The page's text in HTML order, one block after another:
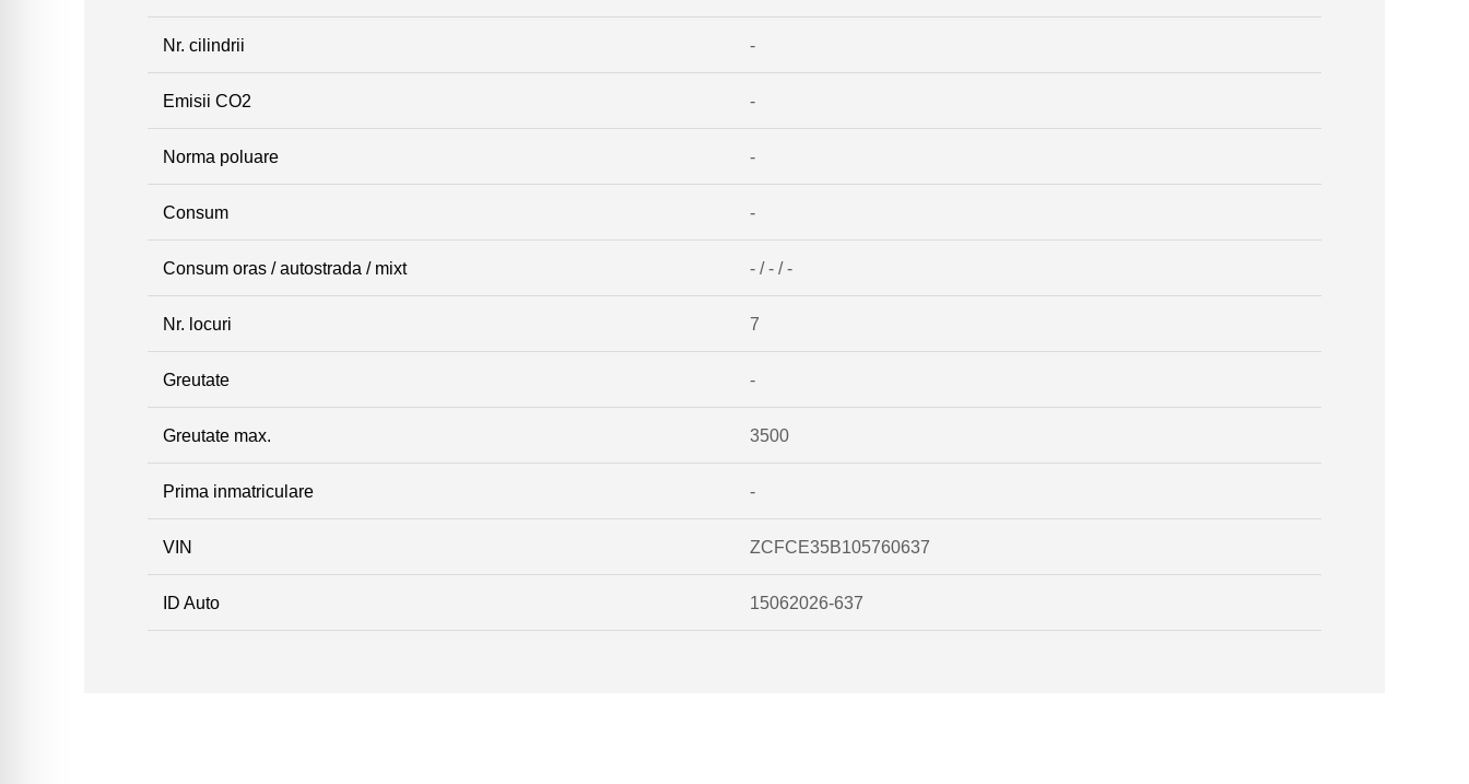
Nr. cilindrii -
Emisii CO2 -
Norma poluare -
Consum -
Consum oras / autostrada / mixt - / - / -
Nr. locuri 7
Greutate -
Greutate max. 3500
Prima inmatriculare -
VIN ZCFCE35B105760637
ID Auto 15062026-637